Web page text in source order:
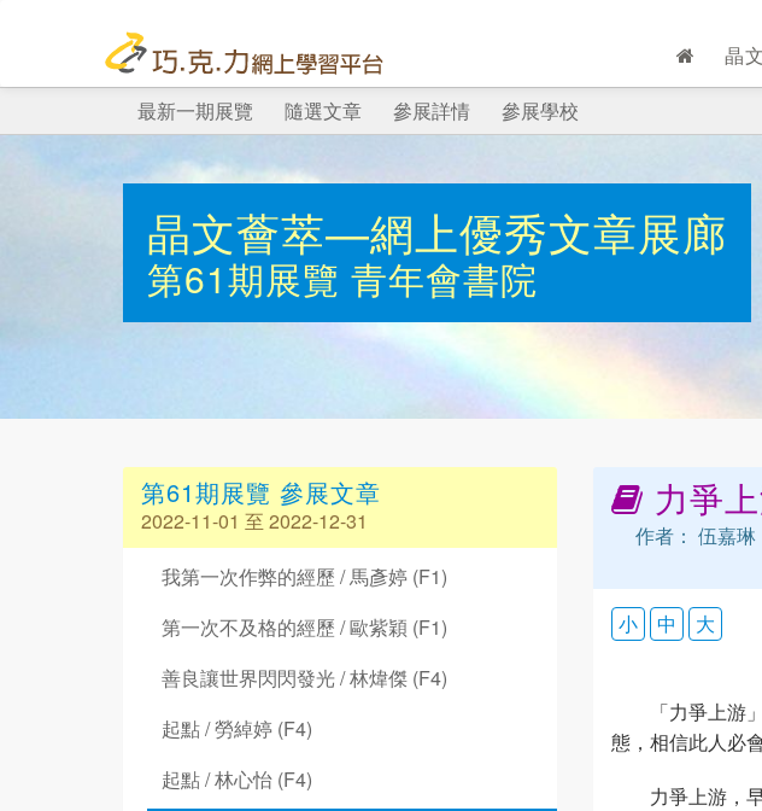
晶
最新一期展覽 隨選文章 參展詳情 參展學校
晶文薈萃—網上優秀文章展廊
第61期展覽 青年會書院
第61期展覽 參展文章
2022-11-01 至 2022-12-31
我第一次作弊的經歷 / 馬彥婷 (F1)
第一次不及格的經歷 / 歐紫穎 (F1)
善良讓世界閃閃發光 / 林煒傑 (F4)
起點 / 勞綽婷 (F4)
起點 / 林心怡 (F4)
力爭
作者： 伍嘉琳
小 中 大
「力爭上
態，相信此人必會
力爭上游，